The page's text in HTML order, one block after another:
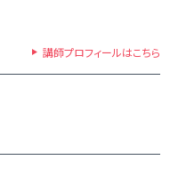
講師プロフィールはこちら